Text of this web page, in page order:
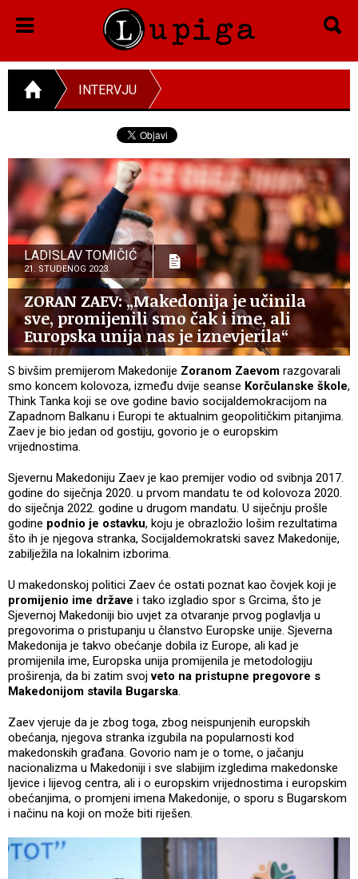
INTERVJU
LADISLAV TOMIČIĆ
21. STUDENOG 2023.
ZORAN ZAEV: „Makedonija je učinila
sve, promijenili smo čak i ime, ali
Europska unija nas je iznevjerila“
S bivšim premijerom Makedonije Zoranom Zaevom razgovarali
smo koncem kolovoza, između dvije seanse Korčulanske škole,
Think Tanka koji se ove godine bavio socijaldemokracijom na
Zapadnom Balkanu i Europi te aktualnim geopolitičkim pitanjima.
Zaev je bio jedan od gostiju, govorio je o europskim
vrijednostima.
Sjevernu Makedoniju Zaev je kao premijer vodio od svibnja 2017.
godine do siječnja 2020. u prvom mandatu te od kolovoza 2020.
do siječnja 2022. godine u drugom mandatu. U siječnju prošle
godine podnio je ostavku, koju je obrazložio lošim rezultatima
što ih je njegova stranka, Socijaldemokratski savez Makedonije,
zabilježila na lokalnim izborima.
U makedonskoj politici Zaev će ostati poznat kao čovjek koji je
promijenio ime države i tako izgladio spor s Grcima, što je
Sjevernoj Makedoniji bio uvjet za otvaranje prvog poglavlja u
pregovorima o pristupanju u članstvo Europske unije. Sjeverna
Makedonija je takvo obećanje dobila iz Europe, ali kad je
promijenila ime, Europska unija promijenila je metodologiju
proširenja, da bi zatim svojveto na pristupne pregovore s
Makedonijom stavila Bugarska.
Zaev vjeruje da je zbog toga, zbog neispunjenih europskih
obećanja, njegova stranka izgubila na popularnosti kod
makedonskih građana. Govorio nam je o tome, o jačanju
nacionalizma u Makedoniji i sve slabijim izgledima makedonske
ljevice i lijevog centra, ali i o europskim vrijednostima i europskim
obećanjima, o promjeni imena Makedonije, o sporu s Bugarskom
i načinu na koji on može biti riješen.